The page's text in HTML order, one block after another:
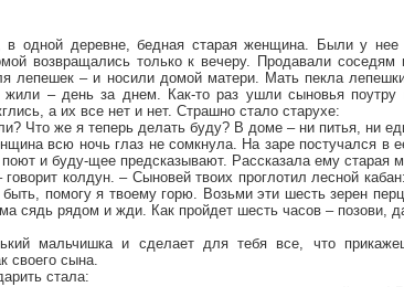
одной деревне, бедная старая женщина. Были у
возвращались только к вечеру. Продавали соседям
лепешек – и носили домой матери. Мать пекла
– день за днем. Как-то раз ушли сыновья поутру
а их все нет и нет. Страшно стало старухе:
Что же я теперь делать буду? В доме – ни питья, ни
всю ночь глаз не сомкнула. На заре постучался в
и буду-щее предсказывают. Рассказала ему старая
колдун. – Сыновей твоих проглотил лесной
помогу я твоему горю. Возьми эти шесть зерен
сядь рядом и жди. Как пройдет шесть часов – позови,
мальчишка и сделает для тебя все, что
своего сына.
стала: